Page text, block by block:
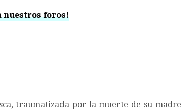
nuestros foros!
traumatizada por la muerte de su madre